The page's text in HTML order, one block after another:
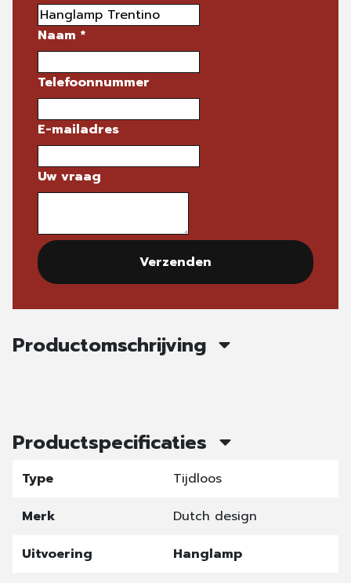
Naam *
Telefoonnummer
E-mailadres
Uw vraag
Verzenden
Productomschrijving
Productspecificaties
Type
Tijdloos
Merk
Dutch design
Uitvoering
Hanglamp